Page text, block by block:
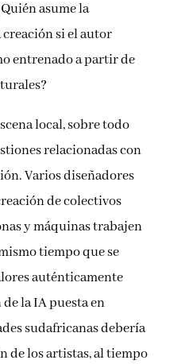
asume la
si el autor
entrenado a partir de
local, sobre todo
relacionadas con
Varios diseñadores
de colectivos
y máquinas trabajen
tiempo que se
auténticamente
la IA puesta en
sudafricanas debería
de los artistas, al tiempo